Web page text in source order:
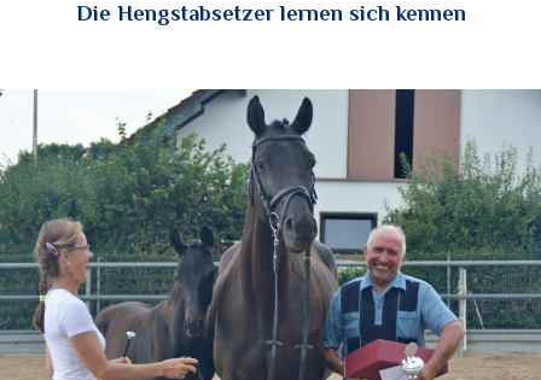
Die Hengstabsetzer lernen sich kennen